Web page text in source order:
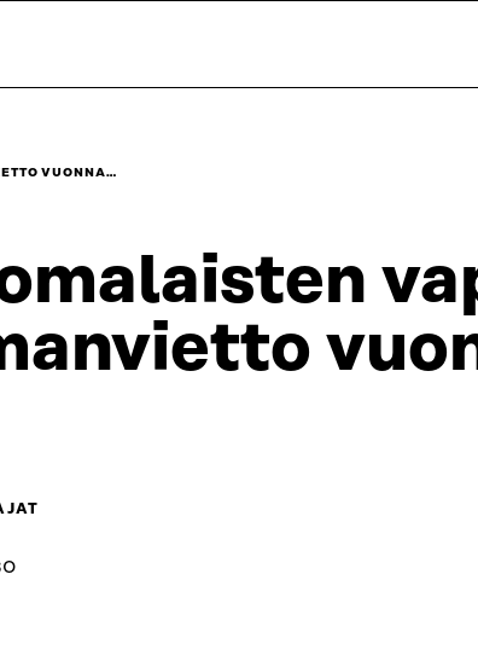
VUONNA…